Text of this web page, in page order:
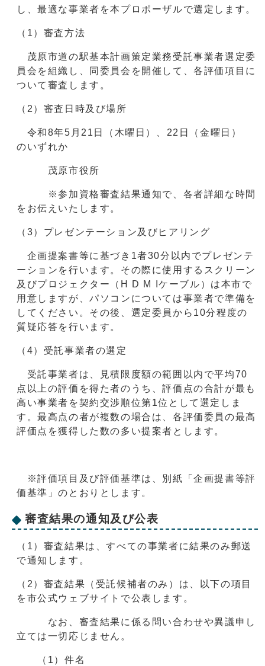
し、最適な事業者を本プロポーザルで選定します。
（1）審査方法
茂原市道の駅基本計画策定業務受託事業者選定委
員会を組織し、同委員会を開催して、各評価項目に
ついて審査します。
（2）審査日時及び場所
令和8年5月21日（木曜日）、22日（金曜日）
のいずれか
茂原市役所
※参加資格審査結果通知で、各者詳細な時間
をお伝えいたします。
（3）プレゼンテーション及びヒアリング
企画提案書等に基づき1者30分以内でプレゼンテ
ーションを行います。その際に使用するスクリーン
及びプロジェクター（H D M Iケーブル）は本市で
用意しますが、パソコンについては事業者で準備を
してください。その後、選定委員から10分程度の
質疑応答を行います。
（4）受託事業者の選定
受託事業者は、見積限度額の範囲以内で平均70
点以上の評価を得た者のうち、評価点の合計が最も
高い事業者を契約交渉順位第1位として選定しま
す。最高点の者が複数の場合は、各評価委員の最高
評価点を獲得した数の多い提案者とします。
※評価項目及び評価基準は、別紙「企画提書等評
価基準」のとおりとします。
審査結果の通知及び公表
（1）審査結果は、すべての事業者に結果のみ郵送
で通知します。
（2）審査結果（受託候補者のみ）は、以下の項目
を市公式ウェブサイトで公表します。
なお、審査結果に係る問い合わせや異議申し
立ては一切応じません。
（1）件名